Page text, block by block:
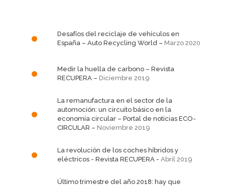
Desafíos del reciclaje de vehículos en
España – Auto Recycling World – Marzo 2020
Medir la huella de carbono – Revista
RECUPERA – Diciembre 2019
La remanufactura en el sector de la
automoción: un circuito básico en la
economía circular – Portal de noticias ECO-
CIRCULAR – Noviembre 2019
La revolución de los coches híbridos y
eléctricos - Revista RECUPERA - Abril 2019
Último trimestre del año 2018: hay que